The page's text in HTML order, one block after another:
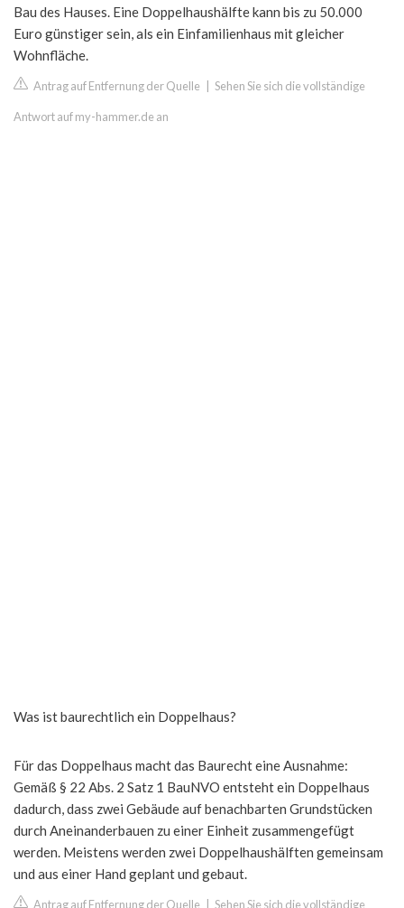
Bau des Hauses. Eine Doppelhaushälfte kann bis zu 50.000
Euro günstiger sein, als ein Einfamilienhaus mit gleicher
Wohnfläche.
Antrag auf Entfernung der Quelle Sehen Sie sich die vollständige
Antwort auf my-hammer.de an
Was ist baurechtlich ein Doppelhaus?
Für das Doppelhaus macht das Baurecht eine Ausnahme:
Gemäß § 22 Abs. 2 Satz 1 BauNVO entsteht ein Doppelhaus
dadurch, dass zwei Gebäude auf benachbarten Grundstücken
durch Aneinanderbauen zu einer Einheit zusammengefügt
werden. Meistens werden zwei Doppelhaushälften gemeinsam
und aus einer Hand geplant und gebaut.
Antrag auf Entfernung der Quelle Sehen Sie sich die vollständige